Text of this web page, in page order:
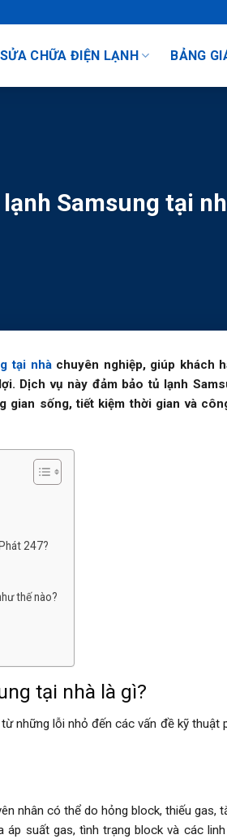
SỬA CHỮA ĐIỆN LẠNH BẢNG
Samsung tại
tại nhàchuyên nghiệp, giúp khách
Dịch vụ này đảm bảo tủ lạnh
gian sống, tiết kiệm thời gian và
247?
thế nào?
tại nhà là gì?
những lỗi nhỏ đến các vấn đề kỹ thuật
nhân có thể do hỏng block, thiếu gas,
suất gas, tình trạng block và các linh